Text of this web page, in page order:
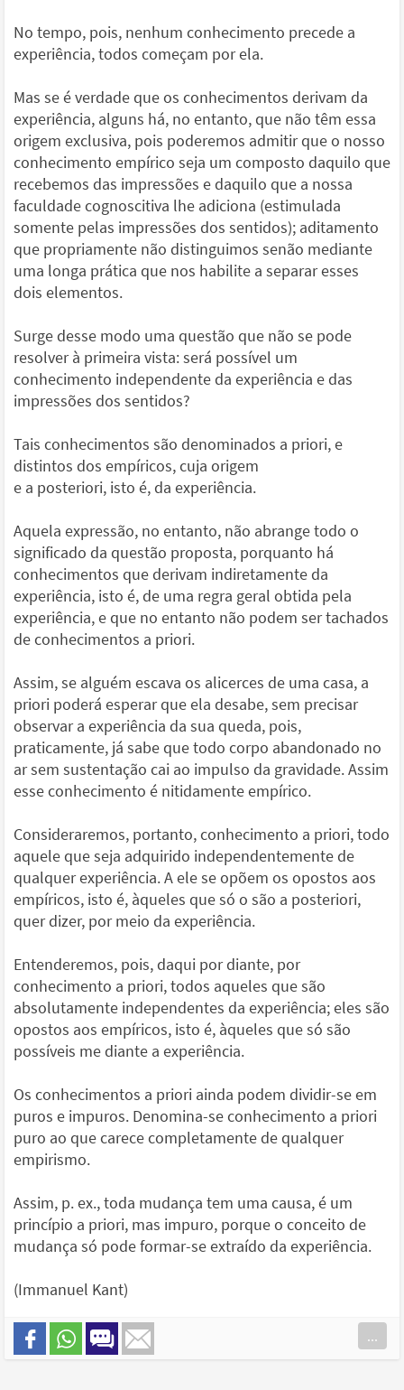
No tempo, pois, nenhum conhecimento precede a
experiência, todos começam por ela.
Mas se é verdade que os conhecimentos derivam da
experiência, alguns há, no entanto, que não têm essa
origem exclusiva, pois poderemos admitir que o nosso
conhecimento empírico seja um composto daquilo que
recebemos das impressões e daquilo que a nossa
faculdade cognoscitiva lhe adiciona (estimulada
somente pelas impressões dos sentidos); aditamento
que propriamente não distinguimos senão mediante
uma longa prática que nos habilite a separar esses
dois elementos.
Surge desse modo uma questão que não se pode
resolver à primeira vista: será possível um
conhecimento independente da experiência e das
impressões dos sentidos?
Tais conhecimentos são denominados a priori, e
distintos dos empíricos, cuja origem
e a posteriori, isto é, da experiência.
Aquela expressão, no entanto, não abrange todo o
significado da questão proposta, porquanto há
conhecimentos que derivam indiretamente da
experiência, isto é, de uma regra geral obtida pela
experiência, e que no entanto não podem ser tachados
de conhecimentos a priori.
Assim, se alguém escava os alicerces de uma casa, a
priori poderá esperar que ela desabe, sem precisar
observar a experiência da sua queda, pois,
praticamente, já sabe que todo corpo abandonado no
ar sem sustentação cai ao impulso da gravidade. Assim
esse conhecimento é nitidamente empírico.
Consideraremos, portanto, conhecimento a priori, todo
aquele que seja adquirido independentemente de
qualquer experiência. A ele se opõem os opostos aos
empíricos, isto é, àqueles que só o são a posteriori,
quer dizer, por meio da experiência.
Entenderemos, pois, daqui por diante, por
conhecimento a priori, todos aqueles que são
absolutamente independentes da experiência; eles são
opostos aos empíricos, isto é, àqueles que só são
possíveis me diante a experiência.
Os conhecimentos a priori ainda podem dividir-se em
puros e impuros. Denomina-se conhecimento a priori
puro ao que carece completamente de qualquer
empirismo.
Assim, p. ex., toda mudança tem uma causa, é um
princípio a priori, mas impuro, porque o conceito de
mudança só pode formar-se extraído da experiência.
(Immanuel Kant)
...